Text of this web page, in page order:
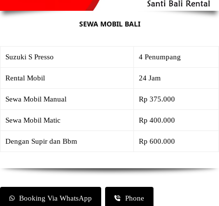
SEWA MOBIL BALI
Suzuki S Presso 4 Penumpang
Rental Mobil 24 Jam
Sewa Mobil Manual Rp 375.000
Sewa Mobil Matic Rp 400.000
Dengan Supir dan Bbm Rp 600.000
Booking Via WhatsApp Phone